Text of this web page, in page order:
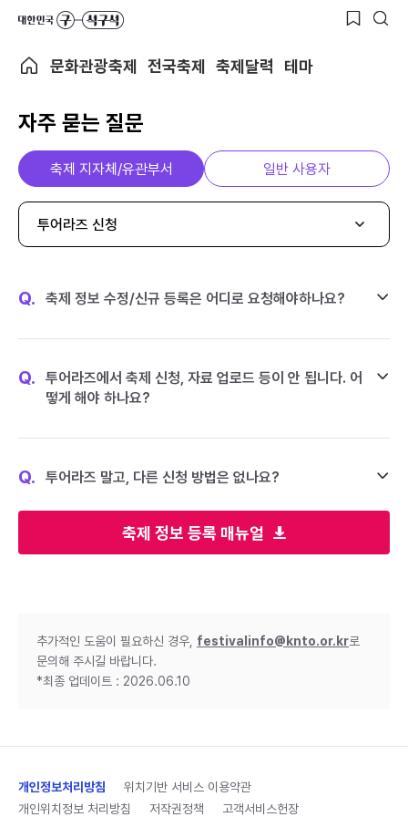
문화관광축제 전국축제 축제달력 테마
자주 묻는 질문
축제 정보 등록 매뉴얼
축제 지자체/유관부서 일반 사용자
투어라즈 신청
Q. 축제 정보 수정/신규 등록은 어디로 요청해야하나요?
Q.
투어라즈에서 축제 신청, 자료 업로드 등이 안 됩니다. 어
떻게 해야 하나요?
Q. 투어라즈 말고, 다른 신청 방법은 없나요?
추가적인 도움이 필요하신 경우, festivalinfo@knto.or.kr로
문의해 주시길 바랍니다.
*최종 업데이트 : 2026.06.10
개인정보처리방침
위치기반 서비스 이용약관
개인위치정보 처리방침
저작권정책 고객서비스헌장